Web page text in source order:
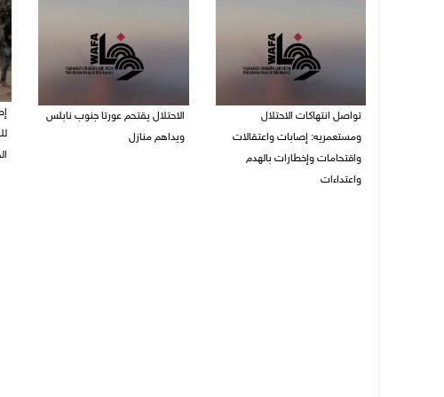
تواصل انتهاكات الاحتلال
ومستعمريه: إصابات واعتقالات
واقتحامات وإخطارات بالهدم
واعتداءات
الاحتلال يقتحم عورتا جنوب نابلس
ويداهم منازل